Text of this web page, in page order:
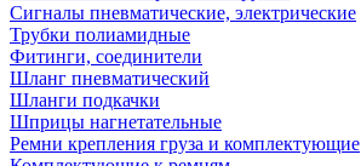
Сигналы пневматические, электрические
Трубки полиамидные
Фитинги, соединители
Шланг пневматический
Шланги подкачки
Шприцы нагнетательные
Ремни крепления груза и комплектующие